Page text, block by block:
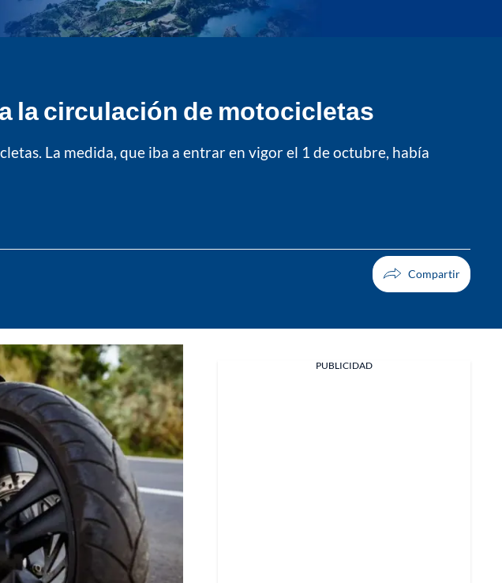
la circulación de motocicletas
La medida, que iba a entrar en vigor el 1 de octubre, había
PUBLICIDAD